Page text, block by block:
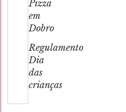
Pizza
em
Dobro
Regulamento
Dia
das
crianças